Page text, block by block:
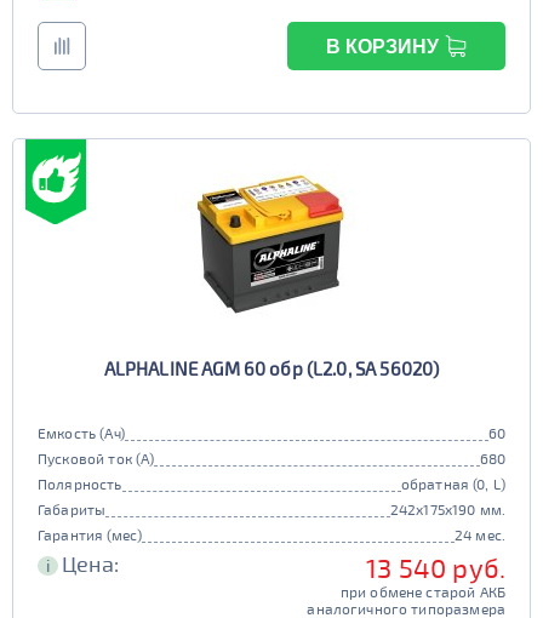
В КОРЗИНУ
ALPHALINE AGM 60 обр (L2.0, SA 56020)
Емкость (Ач)
60
Пусковой ток (А)
680
Полярность
обратная (0, L)
Габариты
242x175x190 мм.
Гарантия (мес)
24 мес.
i Цена: 13 540 руб.
при обмене старой АКБ
аналогичного типоразмера